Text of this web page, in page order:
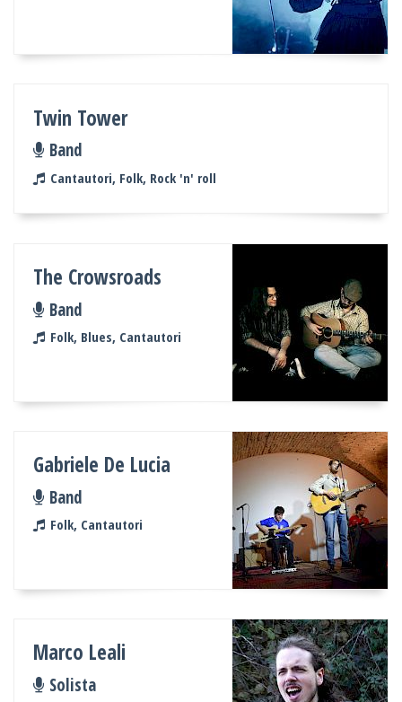
Twin Tower
Band
Cantautori, Folk, Rock 'n' roll
The Crowsroads
Band
Folk, Blues, Cantautori
Gabriele De Lucia
Band
Folk, Cantautori
Marco Leali
Solista